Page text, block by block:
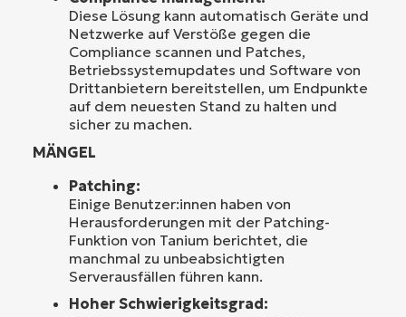
Diese Lösung kann automatisch Geräte und
Netzwerke auf Verstöße gegen die
Compliance scannen und Patches,
Betriebssystemupdates und Software von
Drittanbietern bereitstellen, um Endpunkte
auf dem neuesten Stand zu halten und
sicher zu machen.
MÄNGEL
Patching:
Einige Benutzer:innen haben von
Herausforderungen mit der Patching-
Funktion von Tanium berichtet, die
manchmal zu unbeabsichtigten
Serverausfällen führen kann.
Hoher Schwierigkeitsgrad: